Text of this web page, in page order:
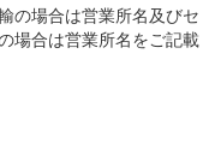
の場合は営業所名及びセ
場合は営業所名をご記載